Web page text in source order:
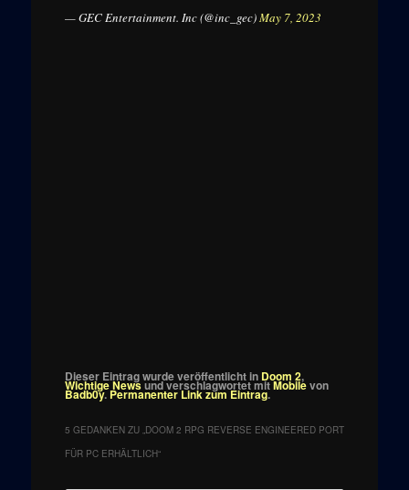
— GEC Entertainment. Inc (@inc_gec)May 7, 2023
Dieser Eintrag wurde veröffentlicht in Doom 2,
Wichtige Newsund verschlagwortet mitMobilevon
Badb0y.Permanenter Link zum Eintrag.
5 GEDANKEN ZU „ DOOM 2 RPG REVERSE ENGINEERED PORT
FÜR PC ERHÄLTLICH“